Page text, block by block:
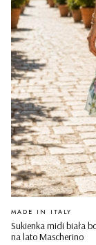
Sukienka midi biała
na lato Mascherino
PRODUCENT
MADE IN ITALY